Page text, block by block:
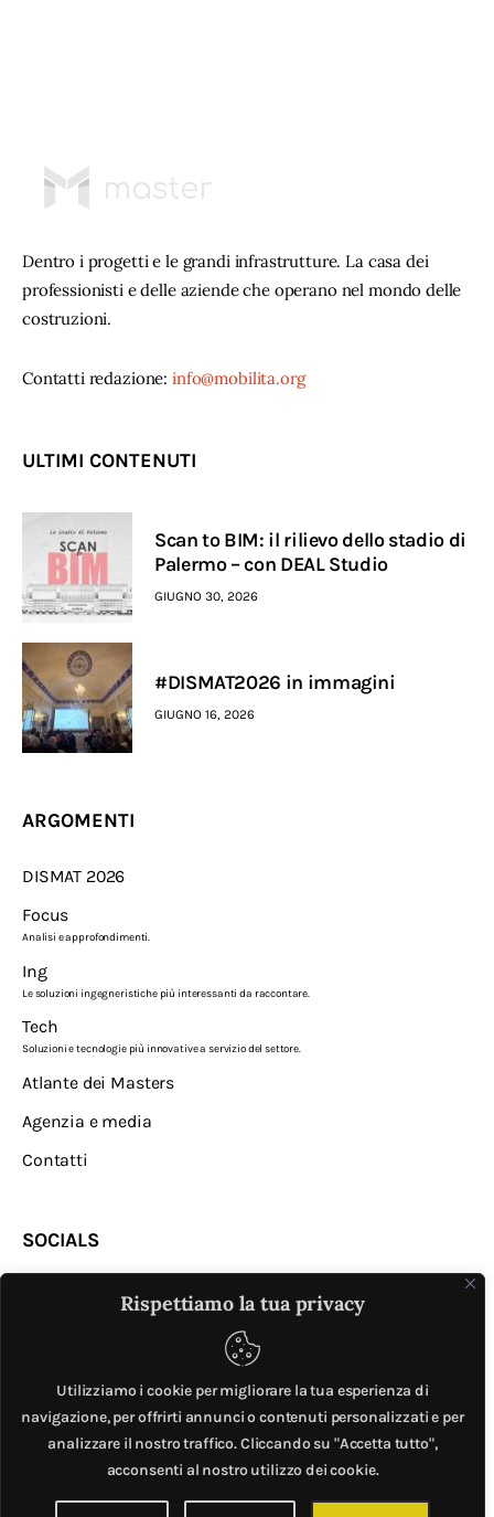
Rispettiamo la tua privacy
Utilizziamo i cookie per migliorare la tua esperienza di
navigazione, per offrirti annunci o contenuti personalizzati e per
analizzare il nostro traffico. Cliccando su "Accetta tutto",
acconsenti al nostro utilizzo dei cookie.
Dentro i progetti e le grandi infrastrutture. La casa dei
professionisti e delle aziende che operano nel mondo delle
costruzioni.
Contatti redazione: info@mobilita.org
ULTIMI CONTENUTI
Scan to BIM: il rilievo dello stadio di
Palermo – con DEAL Studio
GIUGNO 30, 2026
#DISMAT2026 in immagini
GIUGNO 16, 2026
ARGOMENTI
DISMAT 2026
Focus
Analisi e approfondimenti.
Ing
Le soluzioni ingegneristiche più interessanti da raccontare.
Tech
Soluzioni e tecnologie più innovative a servizio del settore.
Atlante dei Masters
Agenzia e media
Contatti
SOCIALS
MASTER © è un progetto diMobilita.org. All Rights
Reserved. | Giubox – C.F: DCHGLI85R10G273Z – P.IVA